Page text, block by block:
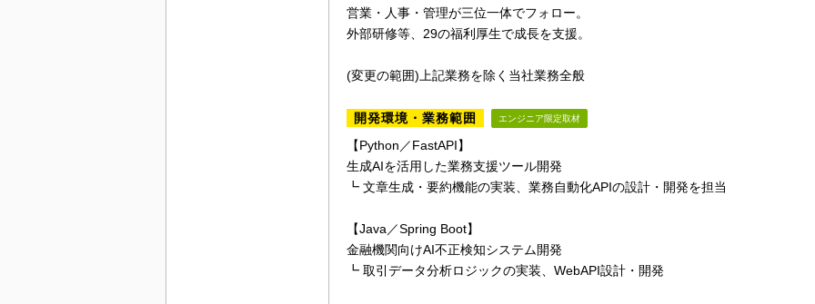
営業・人事・管理が三位一体でフォロー。
外部研修等、29の福利厚生で成長を支援。
(変更の範囲)上記業務を除く当社業務全般
開発環境・業務範囲 エンジニア限定取材
【Python／FastAPI】
生成AIを活用した業務支援ツール開発
┗ 文章生成・要約機能の実装、業務自動化APIの設計・開発を担当
【Java／Spring Boot】
金融機関向けAI不正検知システム開発
┗ 取引データ分析ロジックの実装、WebAPI設計・開発